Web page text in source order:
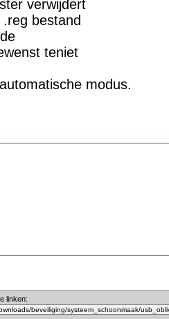
verwijdert
bestand
teniet
modus.
linken: